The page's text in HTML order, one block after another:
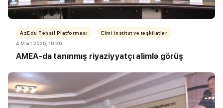
AzEdu Təhsil Platforması
Elmi institut və təşkilatlar
4 Mart 2025, 19:26
AMEA-da tanınmış riyaziyyatçı alimlə görüş